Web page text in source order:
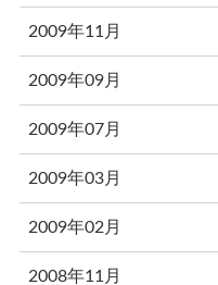
2009年11月
2009年09月
2009年07月
2009年03月
2009年02月
2008年11月